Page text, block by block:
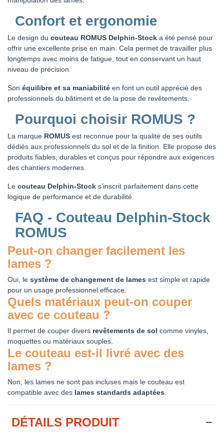
Confort et ergonomie
Le design du couteau ROMUS Delphin-Stock a été pensé pour
offrir une excellente prise en main. Cela permet de travailler plus
longtemps avec moins de fatigue, tout en conservant un haut
niveau de précision.
Son équilibre et sa maniabilité en font un outil apprécié des
professionnels du bâtiment et de la pose de revêtements.
Pourquoi choisir ROMUS ?
La marque ROMUS est reconnue pour la qualité de ses outils
dédiés aux professionnels du sol et de la finition. Elle propose des
produits fiables, durables et conçus pour répondre aux exigences
des chantiers modernes.
Le couteau Delphin-Stock s’inscrit parfaitement dans cette
logique de performance et de durabilité.
FAQ - Couteau Delphin-Stock
ROMUS
Peut-on changer facilement les
lames ?
Oui, le système de changement de lames est simple et rapide
pour un usage professionnel efficace.
Quels matériaux peut-on couper
avec ce couteau ?
Il permet de couper divers revêtements de sol comme vinyles,
moquettes ou matériaux souples.
Le couteau est-il livré avec des
lames ?
Non, les lames ne sont pas incluses mais le couteau est
compatible avec des lames standards adaptées
DÉTAILS PRODUIT